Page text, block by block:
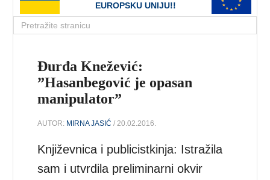
EUROPSKU UNIJU!!
Đurđa Knežević:
”Hasanbegović je opasan
manipulator”
AUTOR: MIRNA JASIĆ / 20.02.2016.
Književnica i publicistkinja: Istražila
sam i utvrdila preliminarni okvir